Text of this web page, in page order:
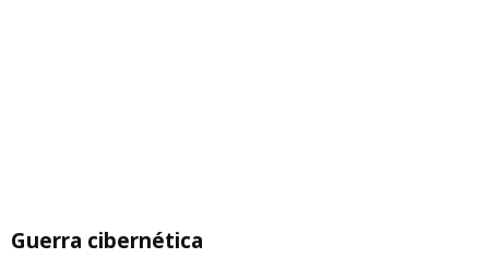
Guerra cibernética